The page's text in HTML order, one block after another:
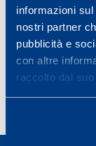
informazioni
nostri partner
pubblicità e
con altre
raccolto dal
Previous
Page